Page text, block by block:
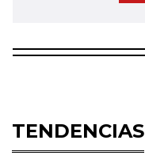
TENDENCIAS